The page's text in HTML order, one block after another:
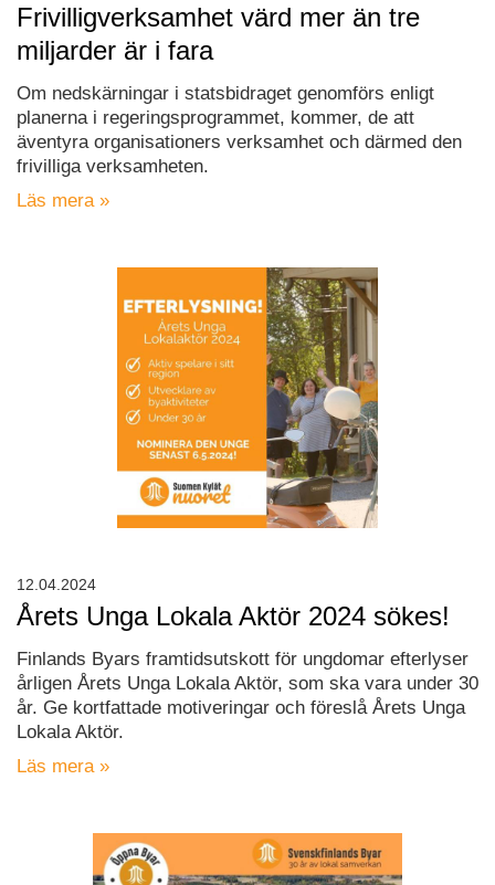
Frivilligverksamhet värd mer än tre
miljarder är i fara
Om nedskärningar i statsbidraget genomförs enligt
planerna i regeringsprogrammet, kommer, de att
äventyra organisationers verksamhet och därmed den
frivilliga verksamheten.
Läs mera »
Årets Unga Lokala Aktör 2024 sökes!
Finlands Byars framtidsutskott för ungdomar efterlyser
årligen Årets Unga Lokala Aktör, som ska vara under 30
år. Ge kortfattade motiveringar och föreslå Årets Unga
Lokala Aktör.
Läs mera »
12.04.2024